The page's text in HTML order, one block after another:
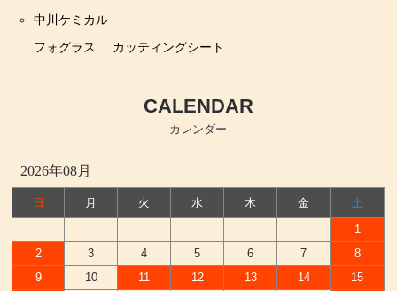
中川ケミカル
フォグラス
カッティングシート
CALENDAR
カレンダー
2026年08月
日 月 火 水 木 金
土
1
2
3 4 5 6 7
8
9
10 11 12 13 14
15